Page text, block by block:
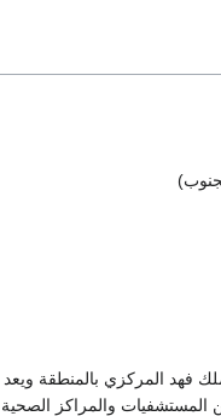
فهد المركزي بالمنطقة
المستشفيات والمراكز